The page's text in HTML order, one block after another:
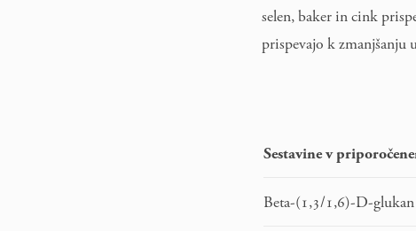
selen, baker in cink
prispevajo k zmanjšanju
Sestavine v
Beta-(1,3/1,6)-D-glukan